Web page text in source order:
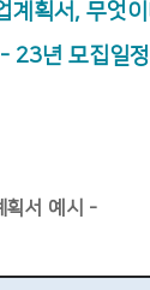
계획서, 무엇
23년 모집일
획서 예시 -